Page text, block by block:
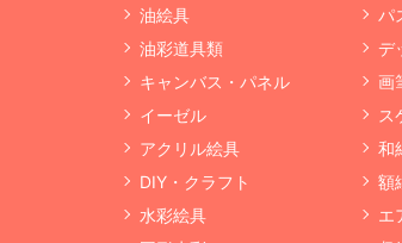
油絵具
油彩道具類
キャンバス・パネル
イーゼル
アクリル絵具
DIY・クラフト
水彩絵具
パ
デ
画
ス
和
額
エ